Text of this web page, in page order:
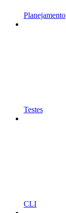
Planejamento
Testes
CLI